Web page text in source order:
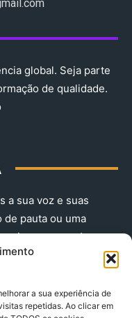
a sua experiência de
repetidas. Ao clicar em
global. Seja parte
de qualidade.
a sua voz e suas
de pauta ou uma
nos agora!